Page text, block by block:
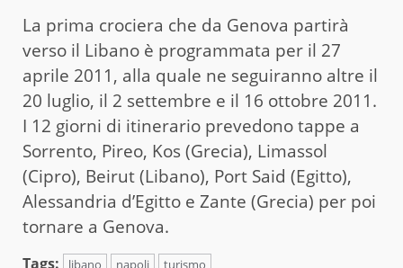
La prima crociera che da Genova partirà
verso il Libano è programmata per il 27
aprile 2011, alla quale ne seguiranno altre il
20 luglio, il 2 settembre e il 16 ottobre 2011.
I 12 giorni di itinerario prevedono tappe a
Sorrento, Pireo, Kos (Grecia), Limassol
(Cipro), Beirut (Libano), Port Said (Egitto),
Alessandria d’Egitto e Zante (Grecia) per poi
tornare a Genova.
Tags: libano napoli turismo